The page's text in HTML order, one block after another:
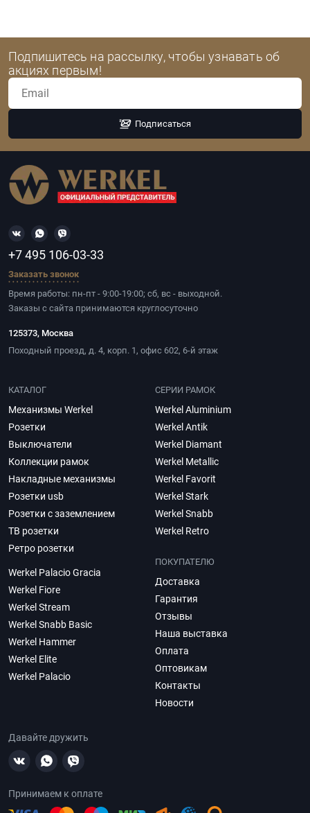
Подпишитесь на рассылку, чтобы узнавать об
акциях первым!
Подписаться
+7 495 106-03-33
Заказать звонок
Время работы: пн-пт - 9:00-19:00; сб, вс - выходной.
Заказы с сайта принимаются круглосуточно
125373, Москва
Походный проезд, д. 4, корп. 1, офис 602, 6-й этаж
КАТАЛОГ
Механизмы Werkel
Розетки
Выключатели
Коллекции рамок
Накладные механизмы
Розетки usb
Розетки с заземлением
ТВ розетки
Ретро розетки
СЕРИИ РАМОК
Werkel Aluminium
Werkel Antik
Werkel Diamant
Werkel Metallic
Werkel Favorit
Werkel Stark
Werkel Snabb
Werkel Retro
Werkel Palacio Gracia
Werkel Fiore
Werkel Stream
Werkel Snabb Basic
Werkel Hammer
Werkel Elite
Werkel Palacio
ПОКУПАТЕЛЮ
Доставка
Гарантия
Отзывы
Наша выставка
Оплата
Оптовикам
Контакты
Новости
Давайте дружить
Принимаем к оплате